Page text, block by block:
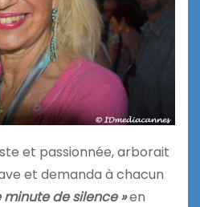
et passionnée, arborait
et demanda à chacun
de silence »en